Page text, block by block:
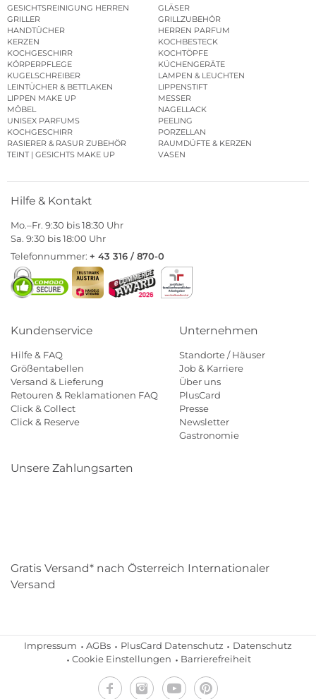
GESICHTSREINIGUNG HERREN
GLÄSER
GRILLER
GRILLZUBEHÖR
HANDTÜCHER
HERREN PARFUM
KERZEN
KOCHBESTECK
KOCHGESCHIRR
KOCHTÖPFE
KÖRPERPFLEGE
KÜCHENGERÄTE
KUGELSCHREIBER
LAMPEN & LEUCHTEN
LEINTÜCHER & BETTLAKEN
LIPPENSTIFT
LIPPEN MAKE UP
MESSER
MÖBEL
NAGELLACK
UNISEX PARFUMS
PEELING
KOCHGESCHIRR
PORZELLAN
RASIERER & RASUR ZUBEHÖR
RAUMDÜFTE & KERZEN
TEINT | GESICHTS MAKE UP
VASEN
Hilfe & Kontakt
Mo.–Fr. 9:30 bis 18:30 Uhr
Sa. 9:30 bis 18:00 Uhr
Telefonnummer: + 43 316 / 870-0
Kundenservice
Hilfe & FAQ
Größentabellen
Versand & Lieferung
Retouren & Reklamationen FAQ
Click & Collect
Click & Reserve
Unternehmen
Standorte / Häuser
Job & Karriere
Über uns
PlusCard
Presse
Newsletter
Gastronomie
Unsere Zahlungsarten
Gratis Versand* nach Österreich Internationaler
Versand
Impressum AGBs PlusCard Datenschutz
Datenschutz
Cookie Einstellungen
Barrierefreiheit